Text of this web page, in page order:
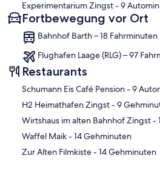
Experimentarium Zingst- 9
Fortbewegung vor Ort
Bahnhof Barth – 18 Fahrminuten
Flughafen Laage (RLG) – 97
Restaurants
‪Schumann Eis Café
‪H2 Heimathafen Zingst - ‬9
‪Waffel Maik - ‬14 Gehminuten
‪Zur Alten Filmkiste - ‬14 Gehminuten